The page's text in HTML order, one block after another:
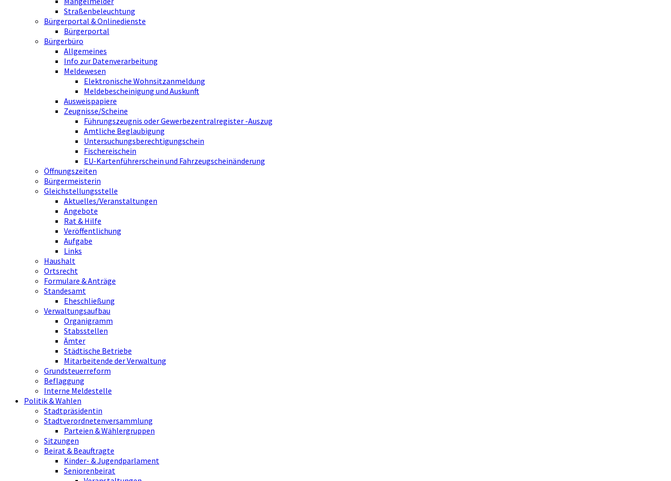
Straßenbeleuchtung
Bürgerportal & Onlinedienste
Bürgerportal
Bürgerbüro
Allgemeines
Info zur Datenverarbeitung
Meldewesen
Elektronische Wohnsitzanmeldung
Meldebescheinigung und Auskunft
Ausweispapiere
Zeugnisse/Scheine
Führungszeugnis oder Gewerbezentralregister -Auszug
Amtliche Beglaubigung
Untersuchungsberechtigungschein
Fischereischein
EU-Kartenführerschein und Fahrzeugscheinänderung
Öffnungszeiten
Bürgermeisterin
Gleichstellungsstelle
Aktuelles/Veranstaltungen
Angebote
Rat & Hilfe
Veröffentlichung
Aufgabe
Links
Haushalt
Ortsrecht
Formulare & Anträge
Standesamt
Eheschließung
Verwaltungsaufbau
Organigramm
Stabsstellen
Ämter
Städtische Betriebe
Mitarbeitende der Verwaltung
Grundsteuerreform
Beflaggung
Interne Meldestelle
Politik & Wahlen
Stadtpräsidentin
Stadtverordnetenversammlung
Parteien & Wählergruppen
Sitzungen
Beirat & Beauftragte
Kinder- & Jugendparlament
Seniorenbeirat